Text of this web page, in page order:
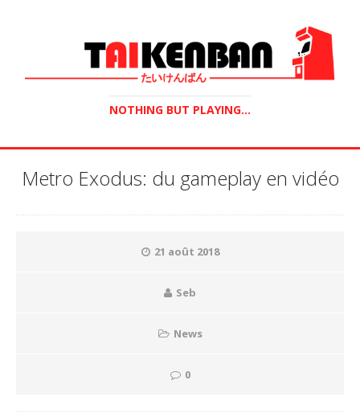
NOTHING BUT PLAYING...
Metro Exodus: du gameplay en vidéo
21 août 2018
Seb
News
0